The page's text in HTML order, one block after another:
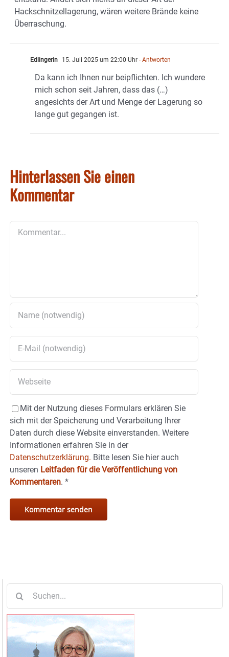
Hackschnitzellagerung, wären weitere Brände keine
Überraschung.
Edlingerin 15. Juli 2025 um 22:00 Uhr - Antworten
Da kann ich Ihnen nur beipflichten. Ich wundere
mich schon seit Jahren, dass das (…)
angesichts der Art und Menge der Lagerung so
lange gut gegangen ist.
Hinterlassen Sie einen
Kommentar
Mit der Nutzung dieses Formulars erklären Sie
sich mit der Speicherung und Verarbeitung Ihrer
Daten durch diese Website einverstanden. Weitere
Informationen erfahren Sie in der
Datenschutzerklärung. Bitte lesen Sie hier auch
unseren Leitfaden für die Veröffentlichung von
Kommentaren. *
nach: